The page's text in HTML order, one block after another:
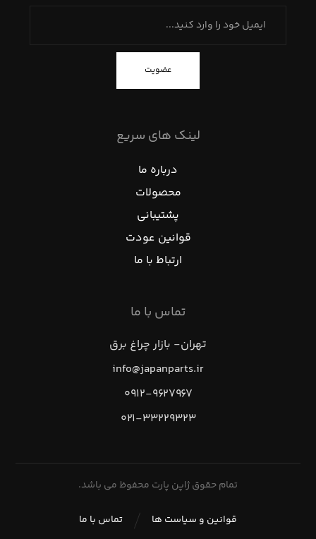
عضویت
لینک های سریع
درباره ما
محصولات
پشتیبانی
قوانین عودت
ارتباط با ما
تماس با ما
تهران- بازار چراغ برق
info@japanparts.ir
۰۹۱۲-۹۶۲۷۹۶۷
۰۲۱-۳۳۲۲۹۳۲۳
تمام حقوق ژاپن پارت محفوظ می باشد.
تماس با ما قوانین و سیاست ها